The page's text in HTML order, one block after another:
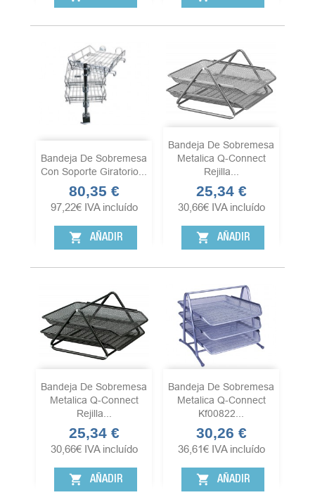
Bandeja De Sobremesa
Con Soporte Giratorio...
Precio
80,35 €
97,22€ IVA incluído
shopping_cart AÑADIR
Bandeja De Sobremesa
Metalica Q-Connect
Rejilla...
Precio
25,34 €
30,66€ IVA incluído
shopping_cart AÑADIR
Bandeja De Sobremesa
Metalica Q-Connect
Rejilla...
Precio
25,34 €
30,66€ IVA incluído
shopping_cart AÑADIR
Bandeja De Sobremesa
Metalica Q-Connect
Kf00822...
Precio
30,26 €
36,61€ IVA incluído
shopping_cart AÑADIR